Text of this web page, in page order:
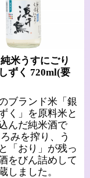
米うすにごり
ずく 720ml(要
ブランド米「銀
く」を原料米と
んだ純米酒で
みを搾り、う
「おり」が残っ
をびん詰めして
しました。